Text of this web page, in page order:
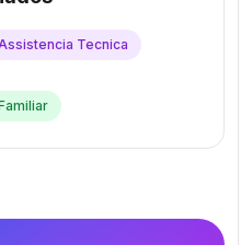
Tecnica